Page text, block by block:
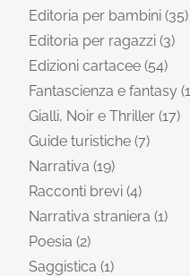
Editoria per bambini 35
Editoria per ragazzi 3
Edizioni cartacee 54
Fantascienza e fantasy 1
Gialli, Noir e Thriller 17
Guide turistiche 7
Narrativa 19
Racconti brevi 4
Narrativa straniera 1
Poesia 2
Saggistica 1